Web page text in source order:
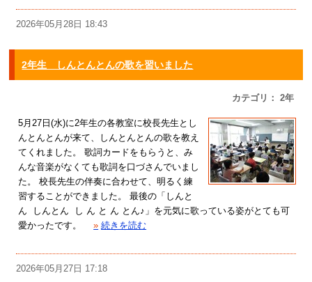
2026年05月28日 18:43
2年生 しんとんとんの歌を習いました
カテゴリ： 2年
5月27日(水)に2年生の各教室に校長先生とし
んとんとんが来て、しんとんとんの歌を教え
てくれました。 歌詞カードをもらうと、み
んな音楽がなくても歌詞を口づさんでいまし
た。 校長先生の伴奏に合わせて、明るく練
習することができました。 最後の「しんと
ん しんとん し ん と ん とん♪」を元気に歌っている姿がとても可
愛かったです。
» 続きを読む
2026年05月27日 17:18